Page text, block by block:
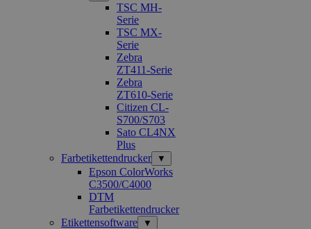
TSC MH-
Serie
TSC MX-
Serie
Zebra
ZT411-Serie
Zebra
ZT610-Serie
Citizen CL-
S700/S703
Sato CL4NX
Plus
Farbetikettendrucker
▼
Epson ColorWorks
C3500/C4000
DTM
Farbetikettendrucker
Etikettensoftware
▼